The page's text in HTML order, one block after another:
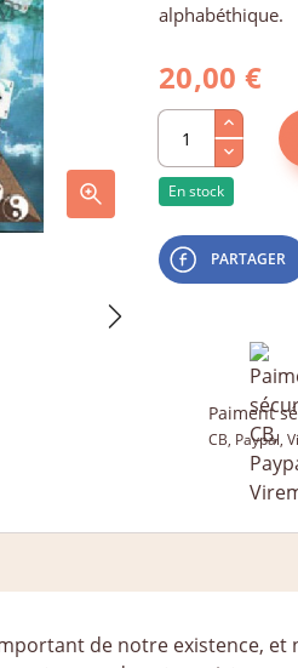
alphabéthique.
20,00 €
En stock
PARTAGER
Paiment
CB, Paypal,
de notre existence, et